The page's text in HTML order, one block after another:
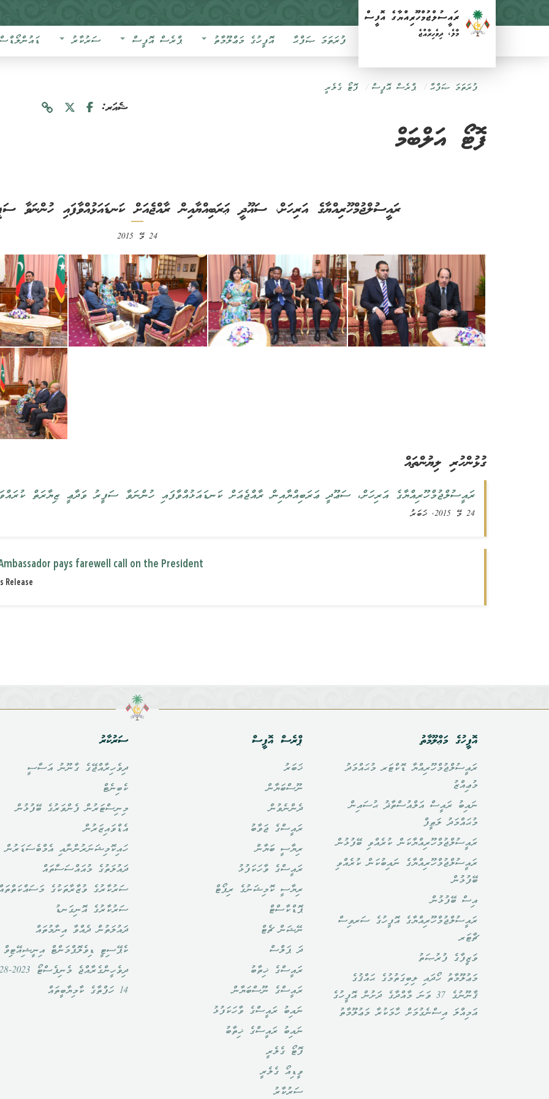
ފުރަތަމަ ޞަފްޙާ އޮފީހުގެ މަޢްލޫމާތު ޕްރެސް އޮފީސް ސަރުކާރު
ފުރަތަމަ ޞަފްޙާ ޕްރެސް އޮފީސް ފޮޓޯ ގެލެރީ
ފޮޓޯ އަލްބަމް
ޝެއަރ:
ރައީސުލްޖުމްހޫރިއްޔާގެ އަރިހަށް، ‏ސައޫދީ ޢަރަބިއްޔާއިން ރާއްޖެއަށް ‏‏ކަނޑައަޅުއްވާފައި ހުންނަވާ
24 މޭ 2015
ގުޅުންހުރި ލިޔުންތައް
ރައީސުލްޖުމްހޫރިއްޔާގެ އަރިހަށް، ‏ސަޢޫދީ ޢަރަބިއްޔާއިން ރާއްޖެއަށް ‏‏ކަނޑައަޅުއްވާފައި ހުންނަވާ ސަފީރު ވަދާޢީ ޒިޔާރަތް
24 މޭ 2015, ޚަބަރު
pays farewell call on the President
Release
އޮފީހުގެ މަޢްލޫމާތު
ރައީސުލްޖުމްހޫރިއްޔާ ޑޮކްޓަރ މުޙައްމަދު
މުޢިއްޒު
ނައިބު ރައީސް އަލްއުސްތާޛު ޙުސައިން
މުޙައްމަދު ލަޠީފް
ރައީސުލްޖުމްހޫރިއްޔާކަން ކުރެއްވި ބޭފުޅުން
ރައީސުލްޖުމްހޫރިއްޔާގެ ނައިބުކަން ކުރެއްވި
ބޭފުޅުން
އިސް ބޭފުޅުން
ރައީސުލްޖުމްހޫރިއްޔާގެ އޮފީހުގެ ސަރވިސް
ޗާޓަރ
ވަޒީފާގެ ފުރުޞަތު
މަޢުލޫމާތު ހޯދައި ލިބިގަތުމުގެ ޙައްޤުގެ
ޤާނޫނުގެ 37 ވަނަ މާއްދާގެ ދަށުން އޮފީހުގެ
އަމިއްލަ އިސްނެގުމަށް ހާމަކުރާ މަޢުލޫމާތު
ޕްރެސް އޮފީސް
ޚަބަރު
ނޫސްބަޔާން
ދެންނެވުން
ރައީސްގެ ޖަވާބު
ރިޔާސީ ބަޔާން
ރައީސްގެ ވާހަކަފުޅު
ރިޔާސީ ކޮމިޝަނުގެ ރިޕޯޓް
ޕޮޑްކާސްޓް
ނޭޝަން ޗެޓް
ދަ ޕަލްސް
ރައީސްގެ ޚިތާބު
ރައީސްގެ ނޫސްބަޔާން
ނައިބު ރައީސްގެ ވާހަކަފުޅު
ނައިބު ރައީސްގެ ޚިތާބު
ފޮޓޯ ގެލެރީ
ވީޑިއޯ ގެލެރީ
ސަރުކާރު
ސަރުކާރު
ދިވެހިރާއްޖޭގެ ގާނޫނު އަސާސީ
ކެބިނެޓް
މިނިސްޓަރުން ފެންވަރުގެ ބޭފުޅުން
އެޑްވައިޒަރުން
ހައިކޮމިޝަނަރުންނާއި އެމްބެސަޑަރުން
ދައުލަތުގެ މުއައްސަސާތައް
ސަރުކާރުގެ ވުޒާރާތަކުގެ
ސަރުކާރުގެ އޮނިގަނޑު
ދައުލަތުން ދެއްވާ އިނާމުތައް
ކެޕޭސިޓީ ޑިވެލޮޕްމަންޓް އިނީޝިއޭޓިވް
ދިވެހީންގެރާއްޖެ މެނިފެސްޓޯ 2023-2028
14 ހަފްތާގެ ކާމިޔާބީތައް